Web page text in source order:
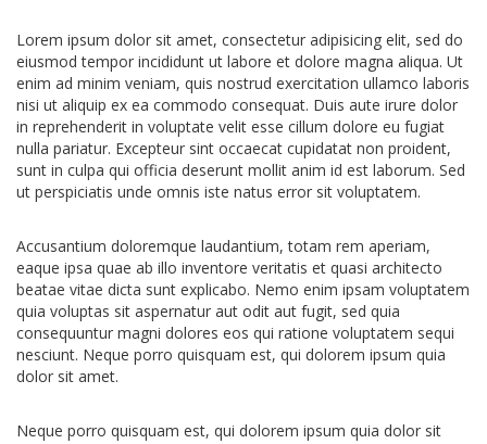
Lorem ipsum dolor sit amet, consectetur adipisicing elit, sed do
eiusmod tempor incididunt ut labore et dolore magna aliqua. Ut
enim ad minim veniam, quis nostrud exercitation ullamco laboris
nisi ut aliquip ex ea commodo consequat. Duis aute irure dolor
in reprehenderit in voluptate velit esse cillum dolore eu fugiat
nulla pariatur. Excepteur sint occaecat cupidatat non proident,
sunt in culpa qui officia deserunt mollit anim id est laborum. Sed
ut perspiciatis unde omnis iste natus error sit voluptatem.
Accusantium doloremque laudantium, totam rem aperiam,
eaque ipsa quae ab illo inventore veritatis et quasi architecto
beatae vitae dicta sunt explicabo. Nemo enim ipsam voluptatem
quia voluptas sit aspernatur aut odit aut fugit, sed quia
consequuntur magni dolores eos qui ratione voluptatem sequi
nesciunt. Neque porro quisquam est, qui dolorem ipsum quia
dolor sit amet.
Neque porro quisquam est, qui dolorem ipsum quia dolor sit